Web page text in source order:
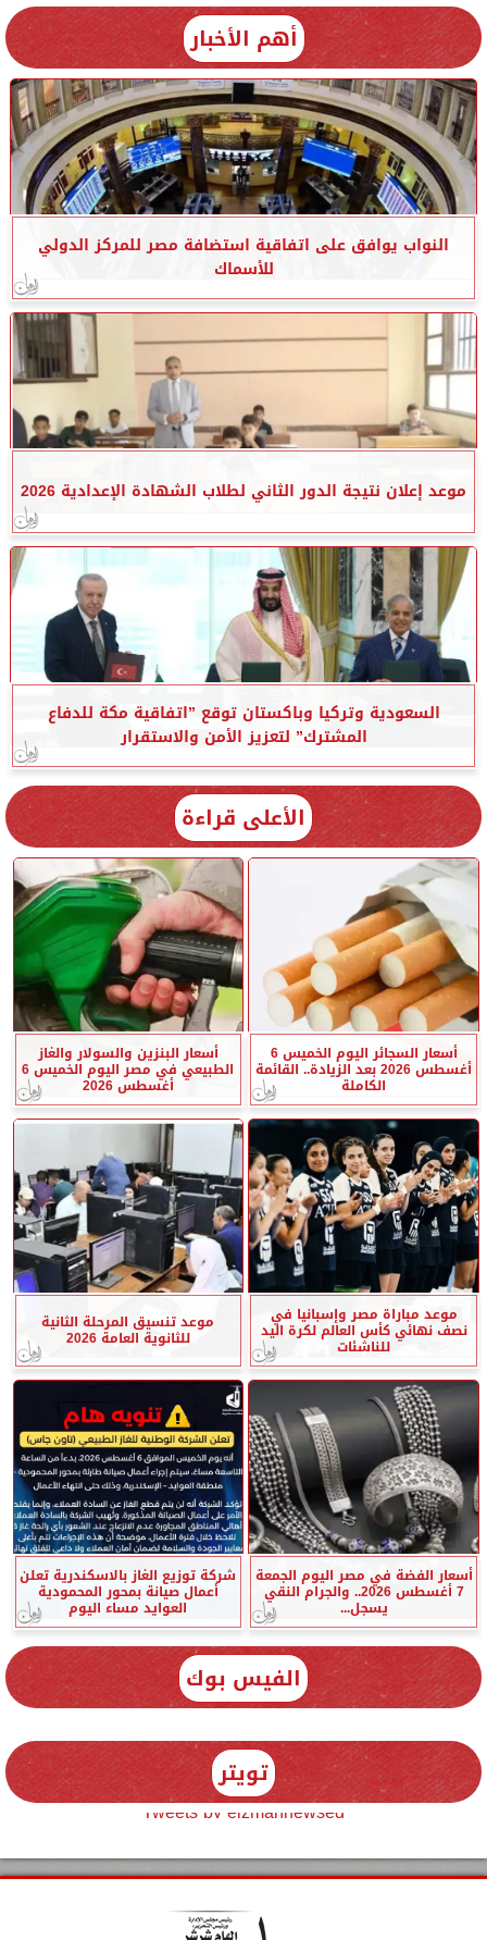
أهم الأخبار
النواب يوافق على اتفاقية استضافة مصر للمركز الدولي
للأسماك
موعد إعلان نتيجة الدور الثاني لطلاب الشهادة الإعدادية 2026
السعودية وتركيا وباكستان توقع ”اتفاقية مكة للدفاع
المشترك” لتعزيز الأمن والاستقرار
الأعلى قراءة
أسعار السجائر اليوم الخميس 6
أغسطس 2026 بعد الزيادة.. القائمة
الكاملة
أسعار البنزين والسولار والغاز
الطبيعي في مصر اليوم الخميس 6
أغسطس 2026
موعد مباراة مصر وإسبانيا في
نصف نهائي كأس العالم لكرة اليد
للناشئات
موعد تنسيق المرحلة الثانية
للثانوية العامة 2026
أسعار الفضة في مصر اليوم الجمعة
7 أغسطس 2026.. والجرام النقي
يسجل...
شركة توزيع الغاز بالاسكندرية تعلن
أعمال صيانة بمحور المحمودية
العوايد مساء اليوم
الفيس بوك
تويتر
Tweets by elzmannewseg